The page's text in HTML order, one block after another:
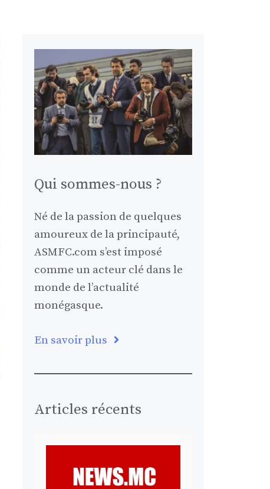
Qui sommes-nous ?
Né de la passion de quelques
amoureux de la principauté,
ASMFC.com s’est imposé
comme un acteur clé dans le
monde de l’actualité
monégasque.
En savoir plus
Articles récents